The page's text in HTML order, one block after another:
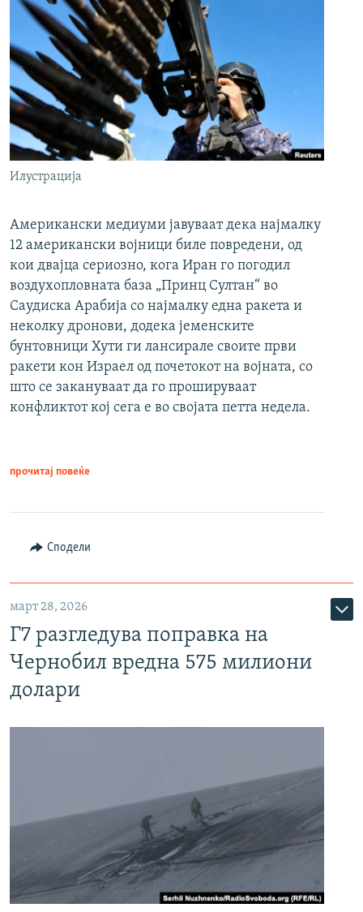
Илустрација
Американски медиуми јавуваат дека најмалку
12 американски војници биле повредени, од
кои двајца сериозно, кога Иран го погодил
воздухопловната база „Принц Султан“ во
Саудиска Арабија со најмалку една ракета и
неколку дронови, додека јеменските
бунтовници Хути ги лансирале своите први
ракети кон Израел од почетокот на војната, со
што се закануваат да го прошируваат
конфликтот кој сега е во својата петта недела.
прочитај повеќе
Сподели
март 28, 2026
Г7 разгледува поправка на
Чернобил вредна 575 милиони
долари